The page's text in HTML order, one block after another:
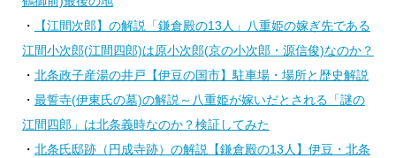
・
【江間次郎】の解説「鎌倉殿の13人」八重姫の嫁ぎ先である
江間小次郎(江間四郎)は原小次郎(京の小次郎・源信俊)なのか？
・ 北条政子産湯の井戸【伊豆の国市】駐車場・場所と歴史解説
・ 最誓寺(伊東氏の墓)の解説～八重姫が嫁いだとされる「謎の
江間四郎」は北条義時なのか？検証してみた
・ 北条氏邸跡（円成寺跡）の解説【鎌倉殿の13人】伊豆・北条